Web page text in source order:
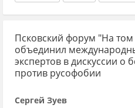
Украина Степан Бандера
Украина.ру
Псковский форум "На
объединил
экспертов в дискуссии о
против русофобии
Сергей Зуев